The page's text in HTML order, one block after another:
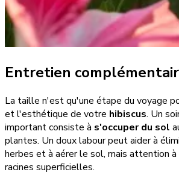
Entretien
La taille n'est qu'une étape du voyage
et l'esthétique de votre hibiscus. Un
important consiste à s'occuper du sol
plantes. Un doux labour peut aider à
herbes et à aérer le sol, mais attention
racines superficielles.